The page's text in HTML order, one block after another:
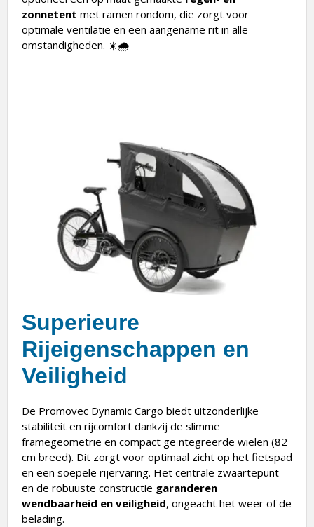
zonnetent met ramen rondom, die zorgt voor
optimale ventilatie en een aangename rit in alle
omstandigheden. ☀️🌧️
Superieure
Rijeigenschappen en
Veiligheid
De Promovec Dynamic Cargo biedt uitzonderlijke
stabiliteit en rijcomfort dankzij de slimme
framegeometrie en compact geïntegreerde wielen (82
cm breed). Dit zorgt voor optimaal zicht op het fietspad
en een soepele rijervaring. Het centrale zwaartepunt
en de robuuste constructie garanderen
wendbaarheid en veiligheid, ongeacht het weer of de
belading.